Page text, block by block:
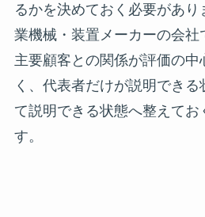
るかを決めておく必要があ
業機械・装置メーカーの会社
主要顧客との関係が評価の中
く、代表者だけが説明できる
て説明できる状態へ整えてお
す。